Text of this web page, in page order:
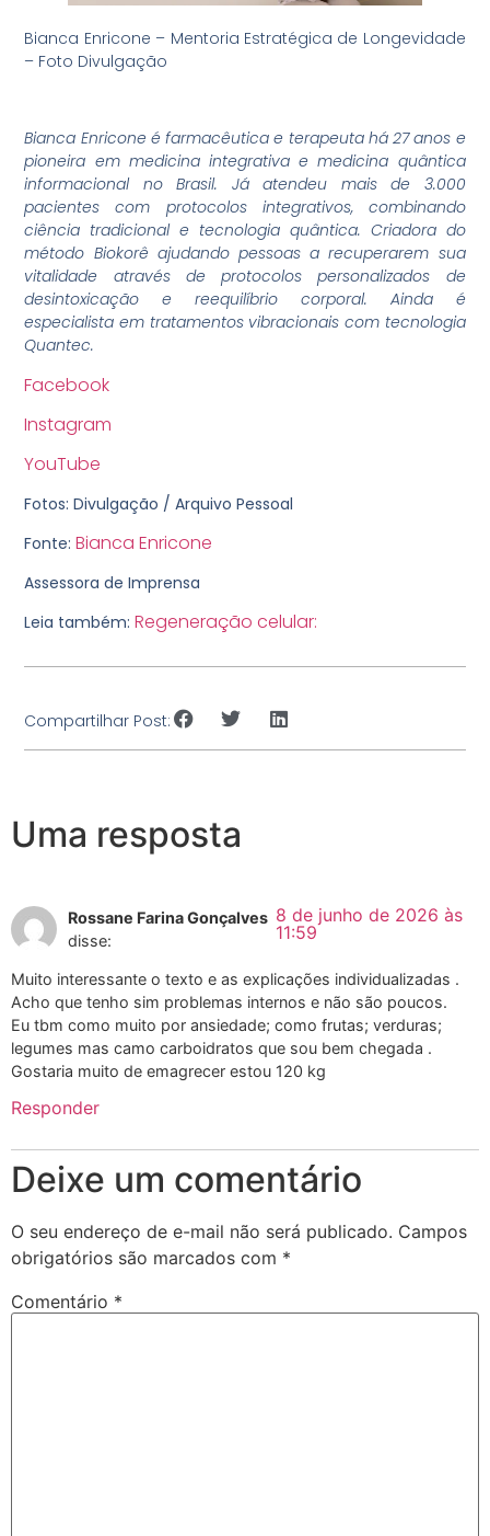
Bianca Enricone – Mentoria Estratégica de Longevidade
– Foto Divulgação
Bianca Enricone é farmacêutica e terapeuta há 27 anos e
pioneira em medicina integrativa e medicina quântica
informacional no Brasil. Já atendeu mais de 3.000
pacientes com protocolos integrativos, combinando
ciência tradicional e tecnologia quântica. Criadora do
método Biokorê ajudando pessoas a recuperarem sua
vitalidade através de protocolos personalizados de
desintoxicação e reequilíbrio corporal. Ainda é
especialista em tratamentos vibracionais com tecnologia
Quantec.
Facebook
Instagram
YouTube
Fotos: Divulgação / Arquivo Pessoal
Fonte: Bianca Enricone
Assessora de Imprensa
Leia também:Regeneração celular:
Compartilhar Post:
Uma resposta
Rossane Farina Gonçalves
disse:
8 de junho de 2026 às
11:59
Muito interessante o texto e as explicações individualizadas .
Acho que tenho sim problemas internos e não são poucos.
Eu tbm como muito por ansiedade; como frutas; verduras;
legumes mas camo carboidratos que sou bem chegada .
Gostaria muito de emagrecer estou 120 kg
Responder
Deixe um comentário
O seu endereço de e-mail não será publicado. Campos
obrigatórios são marcados com *
Comentário *